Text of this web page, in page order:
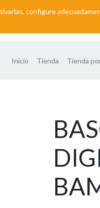
configure
Inicio Tienda Tienda